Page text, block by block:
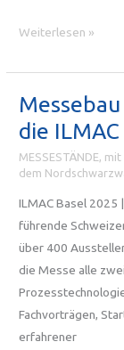
Messebau
Italien:
Keller
Design
europaweit
im
Weiterlesen »
die
MESSESTÄNDE,
dem
ILMAC Basel 2025
führende
über 400
die Messe alle
Fachvorträgen,
erfahrener